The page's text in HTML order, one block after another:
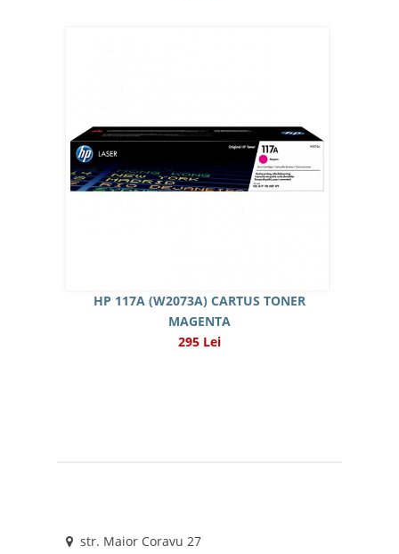
HP 117A (W2073A) CARTUS TONER
MAGENTA
295 Lei
str. Maior Coravu 27